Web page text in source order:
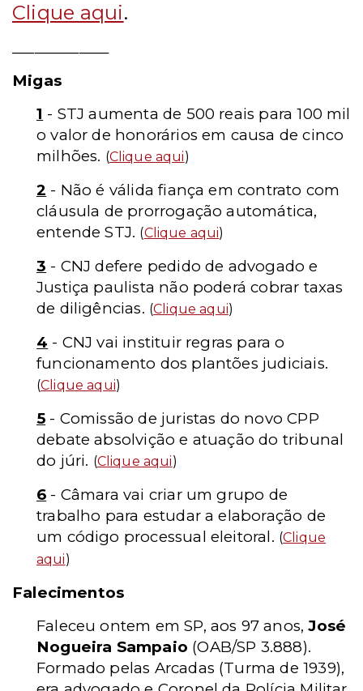
Clique aqui.
Migas
1 - STJ aumenta de 500 reais para 100 mil
o valor de honorários em causa de cinco
milhões. (Clique aqui)
2 - Não é válida fiança em contrato com
cláusula de prorrogação automática,
entende STJ. (Clique aqui)
3 - CNJ defere pedido de advogado e
Justiça paulista não poderá cobrar taxas
de diligências. (Clique aqui)
4 - CNJ vai instituir regras para o
funcionamento dos plantões judiciais.
(Clique aqui)
5 - Comissão de juristas do novo CPP
debate absolvição e atuação do tribunal
do júri. (Clique aqui)
6 - Câmara vai criar um grupo de
trabalho para estudar a elaboração de
um código processual eleitoral. (Clique
aqui)
Falecimentos
Faleceu ontem em SP, aos 97 anos,José
Nogueira Sampaio (OAB/SP 3.888).
Formado pelas Arcadas (Turma de 1939),